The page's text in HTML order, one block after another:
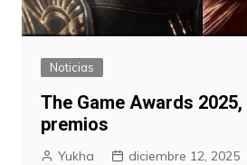
Noticias
The Game Awards
premios
Yukha diciembre 12, 2025